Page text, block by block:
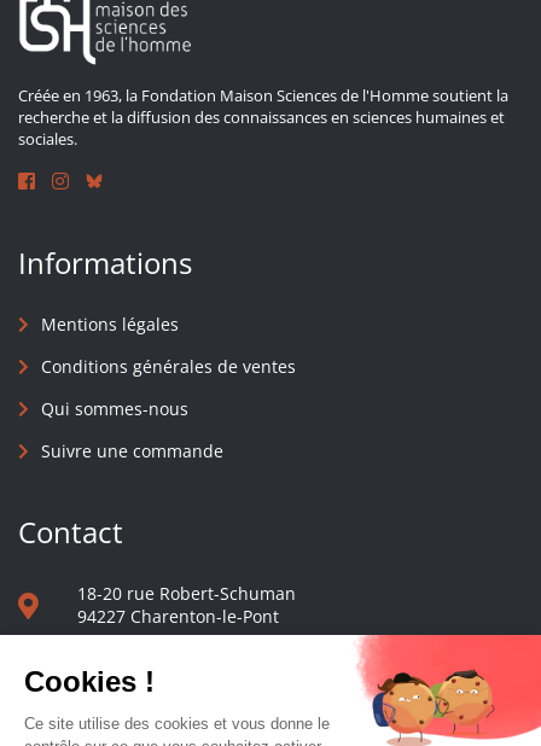
Créée en 1963, la Fondation Maison Sciences de l'Homme soutient la
recherche et la diffusion des connaissances en sciences humaines et
sociales.
Informations
Mentions légales
Conditions générales de ventes
Qui sommes-nous
Suivre une commande
Contact
18-20 rue Robert-Schuman
94227 Charenton-le-Pont